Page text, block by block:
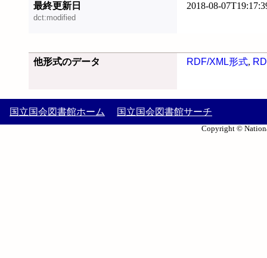
最終更新日
dct:modified
2018-08-
他形式のデータ RDF/XML形式,
国立国会図書館ホーム 国立国会図書館サーチ
Copyright ©